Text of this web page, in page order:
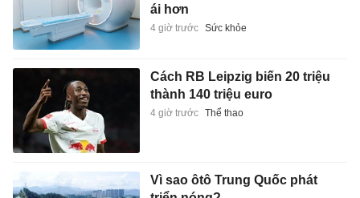
ái hơn
4 giờ trước Sức khỏe
Cách RB Leipzig biến 20 triệu
thành 140 triệu euro
4 giờ trước Thể thao
Vì sao ôtô Trung Quốc phát